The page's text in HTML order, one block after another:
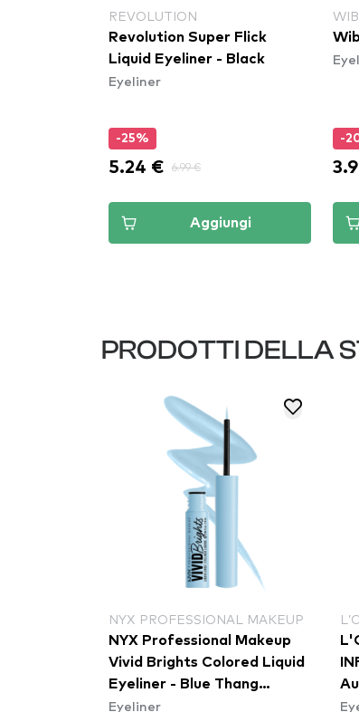
REVOLUTION
Revolution Super Flick
Liquid Eyeliner - Black
Eyeliner
-25%
5.24 € 6.99 €
Aggiungi
-
PRODOTTI DELLA
NYX PROFESSIONAL MAKEUP
NYX Professional Makeup
Vivid Brights Colored Liquid
Eyeliner - Blue Thang
(VBLL06)
Eyeliner